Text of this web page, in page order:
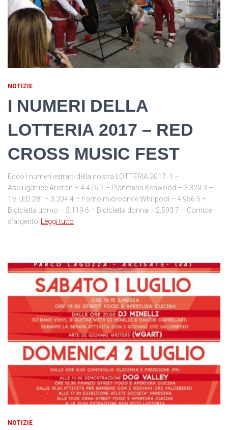
NOTIZIE
I NUMERI DELLA
LOTTERIA 2017 – RED
CROSS MUSIC FEST
Ecco i numeri estratti della nostra LOTTERIA 2017: 1 –
Asciugatrice Ariston – 4.476 2 – Planetaria Kenwood – 3.329 3 –
TV LED 28” – 3.204 4 – Forno microonde Whirpool – 4.956 5 –
Bicicletta uomo – 3.119 6 – Bicicletta donna – 2.593 7 – Cornice
d’argento Leggi tutto
NOTIZIE